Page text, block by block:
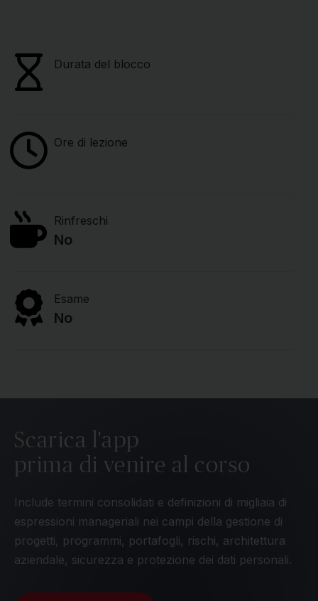
Durata del blocco
Ore di lezione
Rinfreschi
No
Esame
No
Scarica l'app
prima di venire al corso
Include termini consolidati e definizioni di migliaia di
espressioni manageriali nei campi della gestione di
progetti, programmi, portafogli, rischi, architettura
aziendale, sicurezza e protezione dei dati personali.